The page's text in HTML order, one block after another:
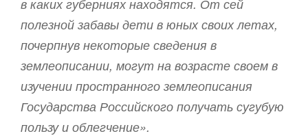
в каких губерниях находятся. От сей
полезной забавы дети в юных своих летах,
почерпнув некоторые сведения в
землеописании, могут на возрасте своем в
изучении пространного землеописания
Государства Российского получать сугубую
пользу и облегчение».